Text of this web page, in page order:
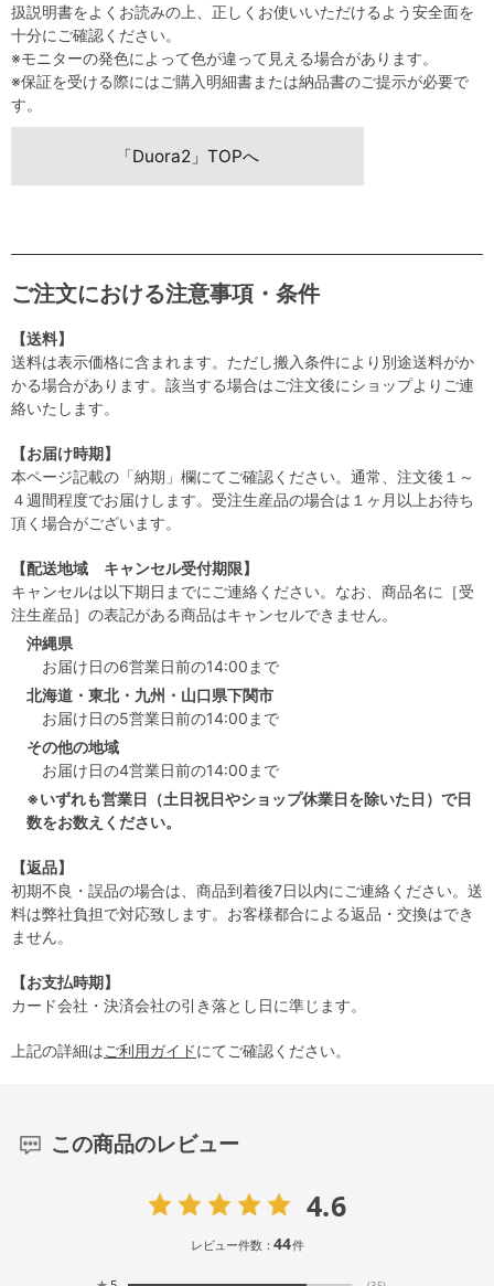
扱説明書をよくお読みの上、正しくお使いいただけるよう安全面を
十分にご確認ください。
※モニターの発色によって色が違って見える場合があります。
※保証を受ける際にはご購入明細書または納品書のご提示が必要で
す。
「Duora2」TOPへ
ご注文における注意事項・条件
【送料】
送料は表示価格に含まれます。ただし搬入条件により別途送料がか
かる場合があります。該当する場合はご注文後にショップよりご連
絡いたします。
【お届け時期】
本ページ記載の「納期」欄にてご確認ください。通常、注文後１～
４週間程度でお届けします。受注生産品の場合は１ヶ月以上お待ち
頂く場合がございます。
【配送地域 キャンセル受付期限】
キャンセルは以下期日までにご連絡ください。なお、商品名に［受
注生産品］の表記がある商品はキャンセルできません。
沖縄県
お届け日の6営業日前の14:00まで
北海道・東北・九州・山口県下関市
お届け日の5営業日前の14:00まで
その他の地域
お届け日の4営業日前の14:00まで
※いずれも営業日（土日祝日やショップ休業日を除いた日）で日
数をお数えください。
【返品】
初期不良・誤品の場合は、商品到着後7日以内にご連絡ください。送
料は弊社負担で対応致します。お客様都合による返品・交換はでき
ません。
【お支払時期】
カード会社・決済会社の引き落とし日に準じます。
上記の詳細はご利用ガイドにてご確認ください。
この商品のレビュー
4.6
レビュー件数：44件